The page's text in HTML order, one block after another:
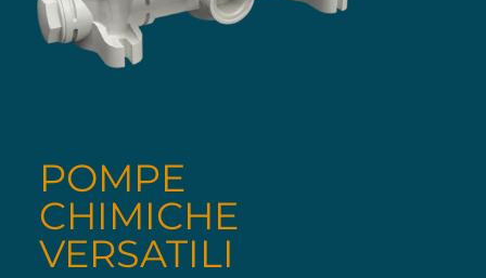
POMPE
CHIMICHE
VERSATILI